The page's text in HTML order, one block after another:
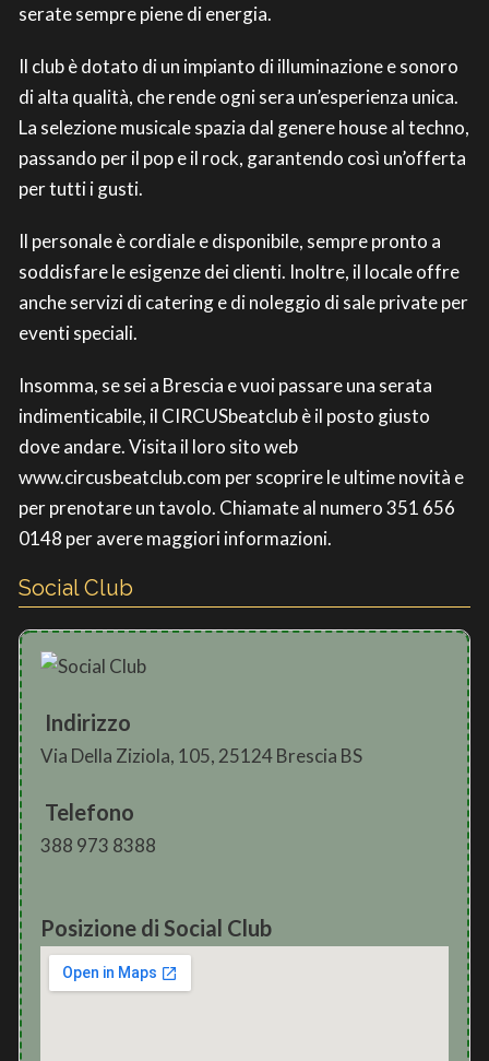
serate sempre piene di energia.
Il club è dotato di un impianto di illuminazione e sonoro
di alta qualità, che rende ogni sera un’esperienza unica.
La selezione musicale spazia dal genere house al techno,
passando per il pop e il rock, garantendo così un’offerta
per tutti i gusti.
Il personale è cordiale e disponibile, sempre pronto a
soddisfare le esigenze dei clienti. Inoltre, il locale offre
anche servizi di catering e di noleggio di sale private per
eventi speciali.
Insomma, se sei a Brescia e vuoi passare una serata
indimenticabile, il CIRCUSbeatclub è il posto giusto
dove andare. Visita il loro sito web
www.circusbeatclub.com per scoprire le ultime novità e
per prenotare un tavolo. Chiamate al numero 351 656
0148 per avere maggiori informazioni.
Social Club
Indirizzo
Via Della Ziziola, 105, 25124 Brescia BS
Telefono
388 973 8388
Posizione di Social Club